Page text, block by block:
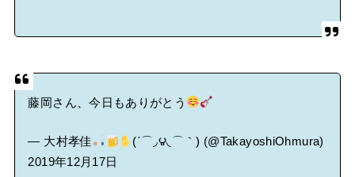
藤岡さん、今日もありがとう
— 大村孝佳
(΄⌒◞౪◟⌒｀) (@TakayoshiOhmura)
2019年12月17日